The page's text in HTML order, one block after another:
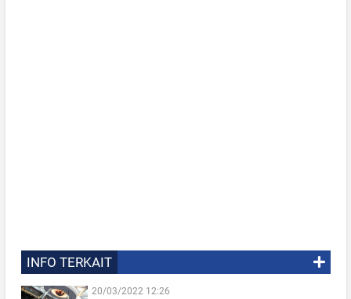
INFO TERKAIT
20/03/2022 12:26